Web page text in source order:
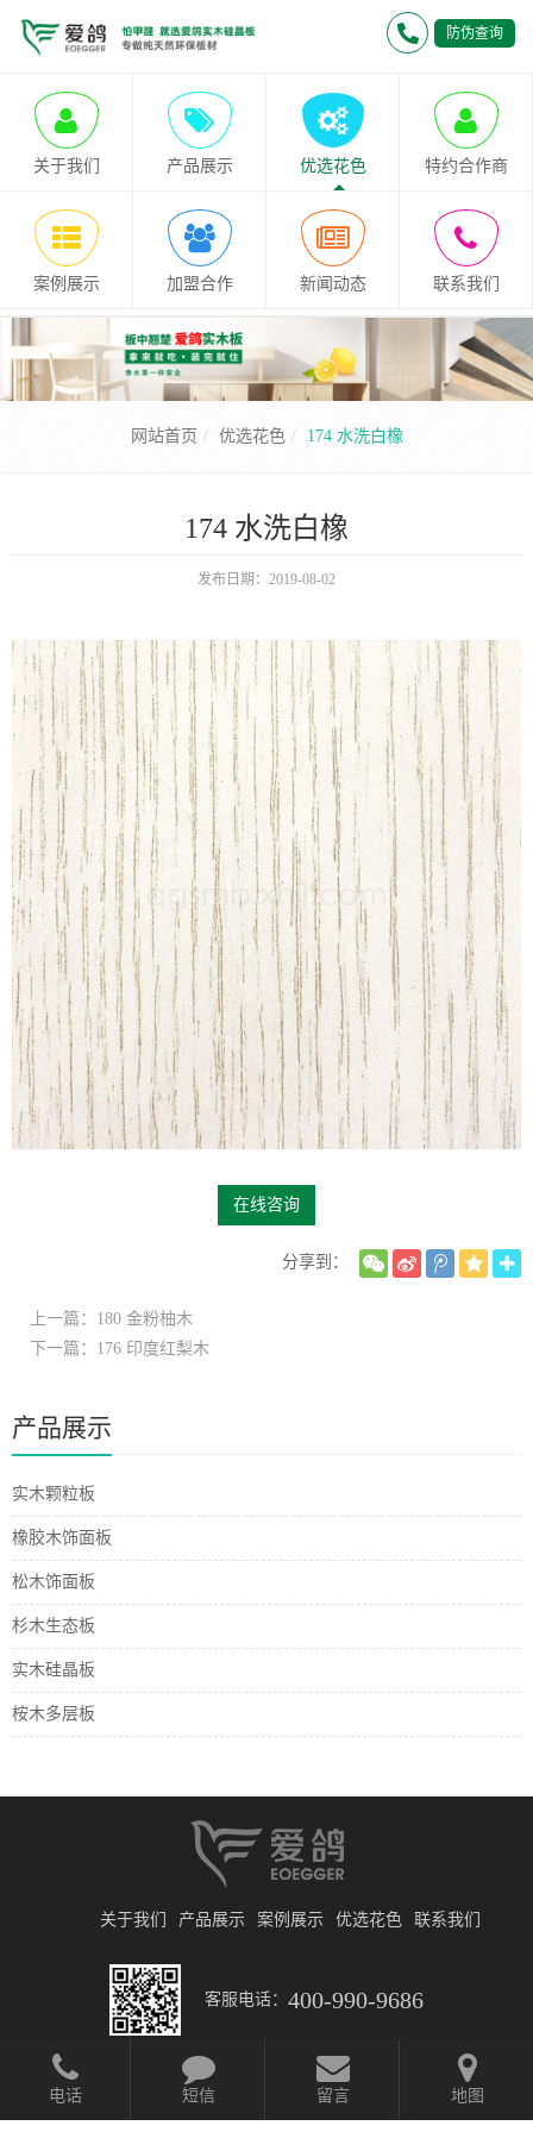
防伪查询
关于我们 产品展示 优选花色 特约合作商
案例展示 加盟合作 新闻动态 联系我们
网站首页 优选花色 174 水洗白橡
174 水洗白橡
发布日期：2019-08-02
在线咨询
分享到：
上一篇：180 金粉柚木
下一篇：176 印度红梨木
产品展示
实木颗粒板
橡胶木饰面板
松木饰面板
杉木生态板
实木硅晶板
桉木多层板
关于我们 产品展示 案例展示 优选花色 联系我们
客服电话： 400-990-9686
© 2019 北京日升财通建筑装饰材料有限公司
京ICP备2025135258号-1
网站开发:超越无限 网站地图
电话 短信 留言 地图